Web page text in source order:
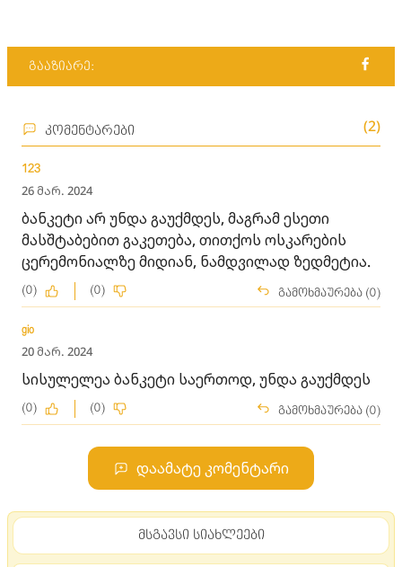
გააზიარე:
კომენტარები (2)
123
26 მარ. 2024
ბანკეტი არ უნდა გაუქმდეს, მაგრამ ესეთი
მასშტაბებით გაკეთება, თითქოს ოსკარების
ცერემონიალზე მიდიან, ნამდვილად ზედმეტია.
(0) (0) გამოხმაურება (0)
gio
20 მარ. 2024
სისულელეა ბანკეტი საერთოდ, უნდა გაუქმდეს
(0) (0) გამოხმაურება (0)
დაამატე კომენტარი
მსგავსი სიახლეები